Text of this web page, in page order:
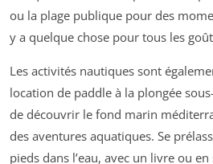
ou la plage publique pour des
y a quelque chose pour tous les
Les activités nautiques sont
location de paddle à la plongée
de découvrir le fond marin
des aventures aquatiques. Se
pieds dans l’eau, avec un livre ou